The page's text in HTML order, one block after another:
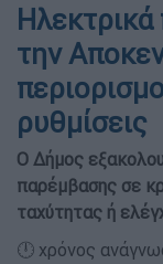
Ηλεκτρικά
την
ρυθμίσεις
Ο Δήμος
παρέμβασης σε
ταχύτητας ή
🕛 χρόνος